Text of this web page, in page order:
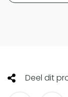
Deel dit